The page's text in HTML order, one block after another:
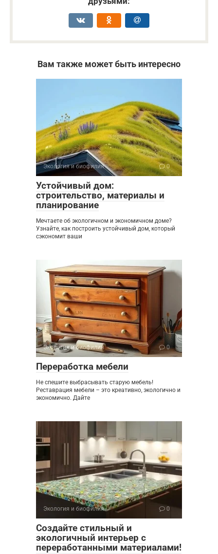
Вам также может быть интересно
Экология и биофилия 0
Устойчивый дом:
строительство, материалы и
планирование
Мечтаете об экологичном и экономичном доме?
Узнайте, как построить устойчивый дом, который
сэкономит ваши
Экология и биофилия 0
Переработка мебели
Не спешите выбрасывать старую мебель!
Реставрация мебели – это креативно, экологично и
экономично. Дайте
Экология и биофилия 0
Создайте стильный и
экологичный интерьер с
переработанными материалами!